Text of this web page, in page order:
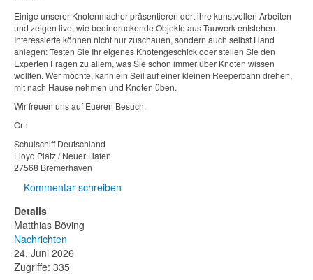
Einige unserer Knotenmacher präsentieren dort ihre kunstvollen Arbeiten
und zeigen live, wie beeindruckende Objekte aus Tauwerk entstehen.
Interessierte können nicht nur zuschauen, sondern auch selbst Hand
anlegen: Testen Sie Ihr eigenes Knotengeschick oder stellen Sie den
Experten Fragen zu allem, was Sie schon immer über Knoten wissen
wollten. Wer möchte, kann ein Seil auf einer kleinen Reeperbahn drehen,
mit nach Hause nehmen und Knoten üben.
Wir freuen uns auf Eueren Besuch.
Ort:
Schulschiff Deutschland
Lloyd Platz / Neuer Hafen
27568 Bremerhaven
Kommentar schreiben
Details
Matthias Böving
Nachrichten
24. Juni 2026
Zugriffe: 335